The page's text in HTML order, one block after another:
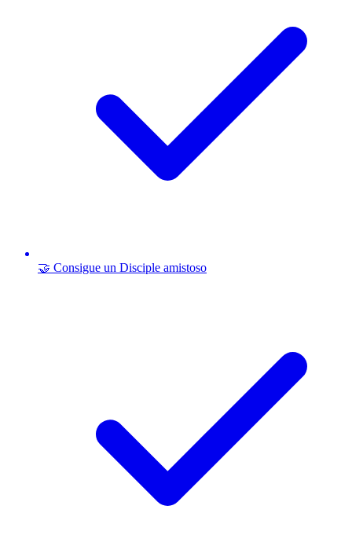
🤝 Consigue un Disciple amistoso